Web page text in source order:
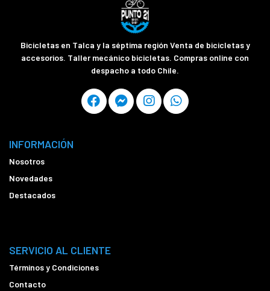
Bicicletas en Talca y la séptima región Venta de bicicletas y
accesorios. Taller mecánico bicicletas. Compras online con
despacho a todo Chile.
INFORMACIÓN
Nosotros
Novedades
Destacados
SERVICIO AL CLIENTE
Términos y Condiciones
Contacto